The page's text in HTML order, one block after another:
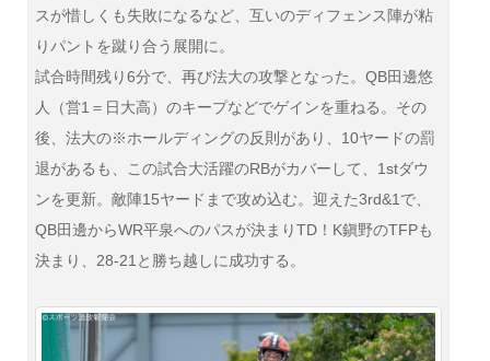
スが惜しくも失敗になるなど、互いのディフェンス陣が粘
りパントを蹴り合う展開に。
試合時間残り6分で、再び法大の攻撃となった。QB田邊悠
人（営1＝日大高）のキープなどでゲインを重ねる。その
後、法大の※ホールディングの反則があり、10ヤードの罰
退があるも、この試合大活躍のRBがカバーして、1stダウ
ンを更新。敵陣15ヤードまで攻め込む。迎えた3rd&1で、
QB田邊からWR平泉へのパスが決まりTD！K鎭野のTFPも
決まり、28-21と勝ち越しに成功する。